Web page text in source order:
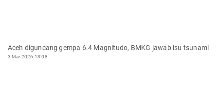
Aceh diguncang gempa 6.4 Magnitudo, BMKG jawab isu tsunami
3 Mar 2026 13:08